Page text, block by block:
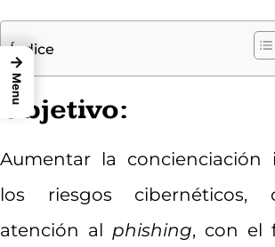
Índice
Objetivo:
Aumentar la concienciación
los riesgos cibernéticos,
atención al phishing, con el
→
Menu